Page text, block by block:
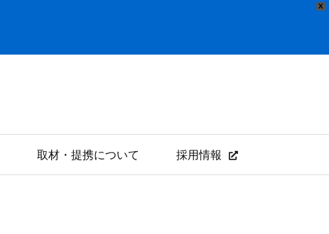
X
取材・提携について 採用情報